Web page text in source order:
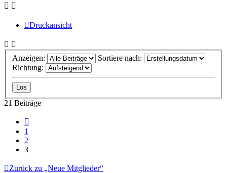
Druckansicht
Anzeigen:
Sortiere nach:
Richtung:
21 Beiträge
1
2
3
Zurück zu „Neue Mitglieder“